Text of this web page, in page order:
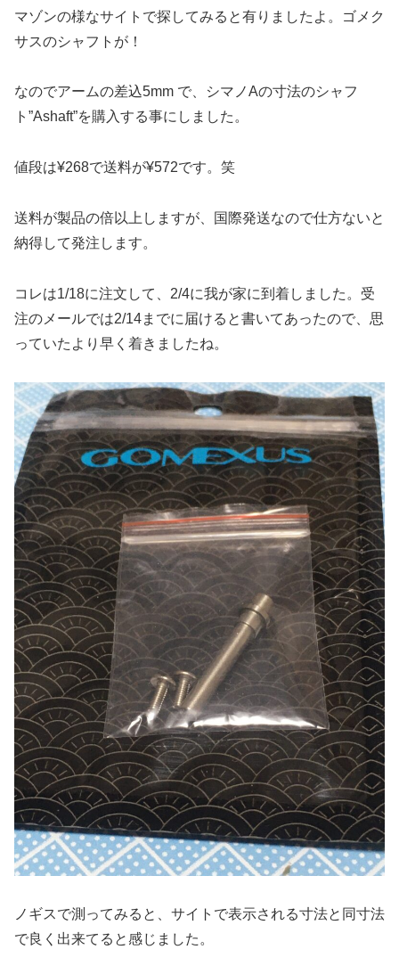
マゾンの様なサイトで探してみると有りましたよ。ゴメク
サスのシャフトが！
なのでアームの差込5mm で、シマノAの寸法のシャフ
ト”Ashaft”を購入する事にしました。
値段は¥268で送料が¥572です。笑
送料が製品の倍以上しますが、国際発送なので仕方ないと
納得して発注します。
コレは1/18に注文して、2/4に我が家に到着しました。受
注のメールでは2/14までに届けると書いてあったので、思
っていたより早く着きましたね。
ノギスで測ってみると、サイトで表示される寸法と同寸法
で良く出来てると感じました。